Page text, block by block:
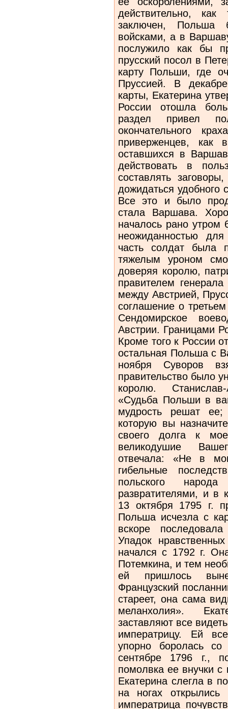
действительно,
заключен, Польша
войсками, а в
послужило как бы
прусский посол в
карту Польши, где
Пруссией. В
карты, Екатерина
России отошла
раздел привел
окончательного
приверженцев, как
оставшихся в
действовать в
составлять
дожидаться удобного
Все это и было
стала Варшава.
началось рано утром
неожиданностью
часть солдат была
тяжелым уроном
доверяя королю,
правителем
между Австрией,
соглашение о
Сендомирское
Австрии. Границами
Кроме того к России
остальная Польша с
ноября Суворов
правительство было
королю.
«Судьба Польши в
мудрость решат
которую вы
своего долга к
великодушие
отвечала: «Не в
гибельные
польского
развратителями, и в
13 октября 1795 г.
Польша исчезла с
вскоре
Упадок
начался с 1792 г.
Потемкина, и тем
ей пришлось
Французский
стареет, она сама
меланхолия».
заставляют все
императрицу. Ей
упорно боролась
сентябре 1796 г.,
помолвка ее внучки
Екатерина слегла в
на ногах
императрица